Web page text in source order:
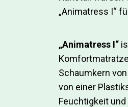
„Animatress I“
„Animatress I“
Schaumkern
von einer
Feuchtigkeit und